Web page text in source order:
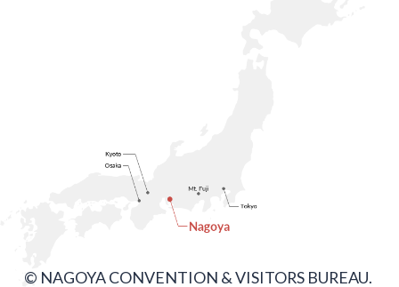
© NAGOYA CONVENTION & VISITORS BUREAU.